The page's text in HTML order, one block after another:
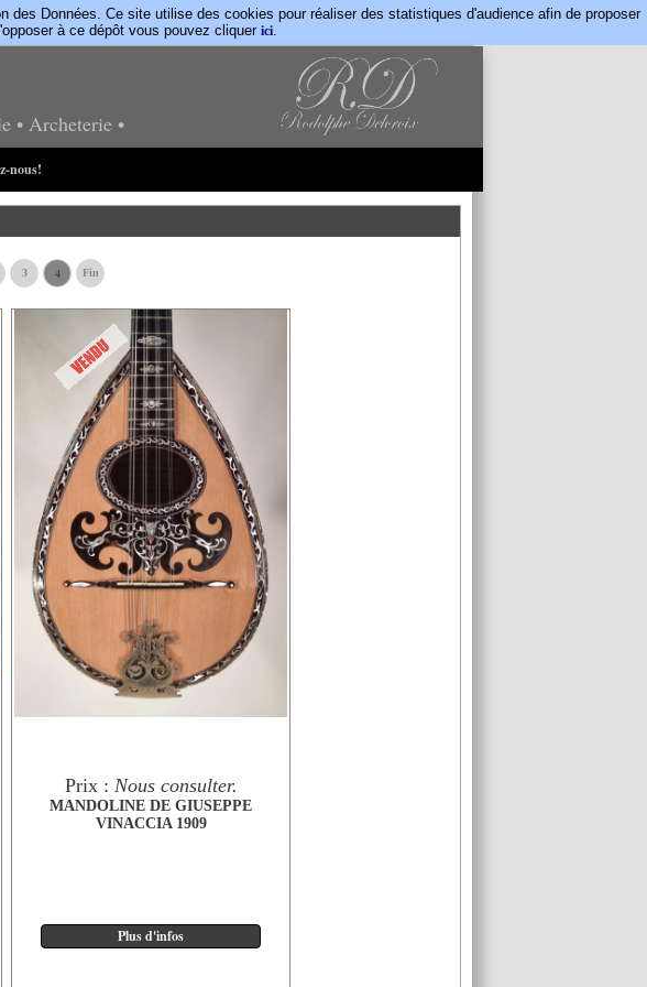
Données. Ce site utilise des cookies pour réaliser des statistiques d'audience afin de proposer
à ce dépôt vous pouvez cliquer ici.
• Archeterie •
nous!
3 4 Fin
Prix : Nous consulter.
MANDOLINE DE GIUSEPPE
VINACCIA 1909